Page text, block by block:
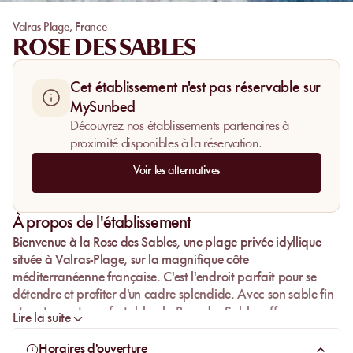
Valras-Plage, France
ROSE DES SABLES
Cet établissement n'est pas réservable sur
MySunbed
Découvrez nos établissements partenaires à
proximité disponibles à la réservation.
Voir les alternatives
À propos de l'établissement
Bienvenue à la Rose des Sables, une plage privée idyllique
située àValras-Plage, sur la magnifiquecôte
méditerranéennefrançaise. C'est l'endroit parfait pour se
détendre et profiter d'un cadre splendide. Avec sonsable fin
et ses transats confortables , la Rose des Sables offre une
expérience unique et chaleureuse. Que vous soyez à la
recherche d'une journée de relaxation ou d'un moment de
Lire la suite
Horaires d'ouverture